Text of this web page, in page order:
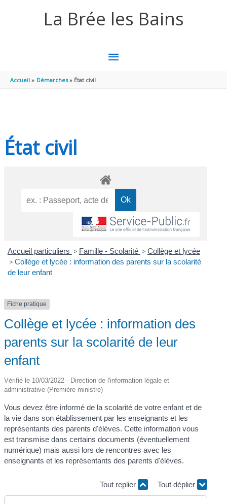
La Brée les Bains
MENU
Accueil Démarches État civil
État civil
Accueil particuliers > Famille - Scolarité > Collège et lycée
> Collège et lycée : information des parents sur la scolarité
de leur enfant
Fiche pratique
Collège et lycée : information des
parents sur la scolarité de leur
enfant
Vérifié le 10/03/2022 - Direction de l'information légale et
administrative (Première ministre)
Vous devez être informé de la scolarité de votre enfant et de
la vie dans son établissement par les enseignants et les
représentants des parents d'élèves. Cette information vous
est transmise dans certains documents (éventuellement
numérique) mais aussi lors de rencontres avec les
enseignants et les représentants des parents d'élèves.
Tout replier Tout déplier